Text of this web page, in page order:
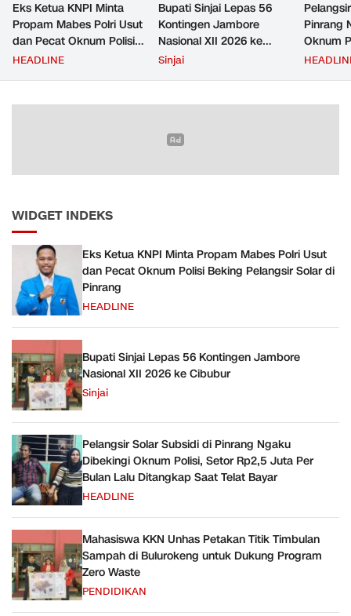
Eks Ketua KNPI Minta
Propam Mabes Polri Usut
dan Pecat Oknum Polisi
Beking Pelangsir Solar di
HEADLINE
Bupati Sinjai Lepas 56
Kontingen Jambore
Nasional XII 2026 ke
Cibubur
Sinjai
Pinrang
Oknum
Rp2,5
WIDGET INDEKS
Eks Ketua KNPI Minta Propam Mabes Polri Usut
dan Pecat Oknum Polisi Beking Pelangsir Solar di
Pinrang
HEADLINE
Bupati Sinjai Lepas 56 Kontingen Jambore
Nasional XII 2026 ke Cibubur
Sinjai
Pelangsir Solar Subsidi di Pinrang Ngaku
Dibekingi Oknum Polisi, Setor Rp2,5 Juta Per
Bulan Lalu Ditangkap Saat Telat Bayar
HEADLINE
Mahasiswa KKN Unhas Petakan Titik Timbulan
Sampah di Bulurokeng untuk Dukung Program
Zero Waste
PENDIDIKAN